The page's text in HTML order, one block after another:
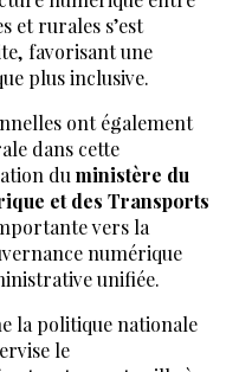
et rurales s’est
favorisant une
plus inclusive.
ont également
dans cette
duministère du
et des Transports
vers la
numérique
unifiée.
la politique nationale
le